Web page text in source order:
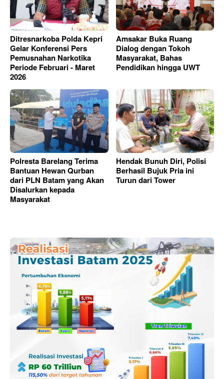
Ditresnarkoba Polda Kepri
Gelar Konferensi Pers
Pemusnahan Narkotika
Periode Februari - Maret
2026
Amsakar Buka Ruang
Dialog dengan Tokoh
Masyarakat, Bahas
Pendidikan hingga UWT
Polresta Barelang Terima
Bantuan Hewan Qurban
dari PLN Batam yang Akan
Disalurkan kepada
Masyarakat
Hendak Bunuh Diri, Polisi
Berhasil Bujuk Pria ini
Turun dari Tower